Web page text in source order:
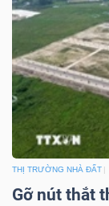
THỊ TRƯỜNG NHÀ ĐẤT
Gỡ nút thắt